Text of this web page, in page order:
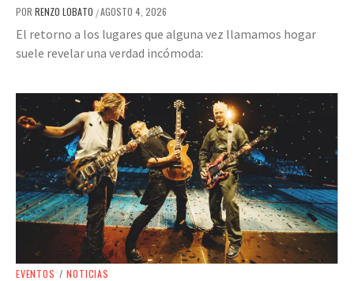
POR RENZO LOBATO /AGOSTO 4, 2026
El retorno a los lugares que alguna vez llamamos hogar
suele revelar una verdad incómoda:
EVENTOS / NOTICIAS